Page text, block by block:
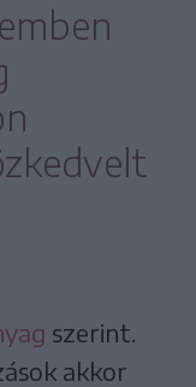
szerint.
akkor